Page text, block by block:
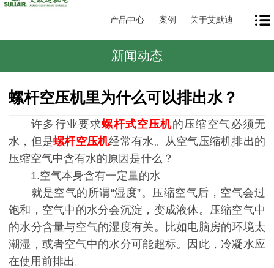
产品中心 案例 关于艾默迪
新闻动态
螺杆空压机里为什么可以排出水？
许多行业要求螺杆式空压机的压缩空气必须无
水，但是螺杆空压机经常有水。从空气压缩机排出的
压缩空气中含有水的原因是什么？
1.空气本身含有一定量的水
就是空气的所谓“湿度”。压缩空气后，空气会过
饱和，空气中的水分会沉淀，变成液体。压缩空气中
的水分含量与空气的湿度有关。比如电脑房的环境太
潮湿，或者空气中的水分可能超标。因此，冷凝水应
在使用前排出。